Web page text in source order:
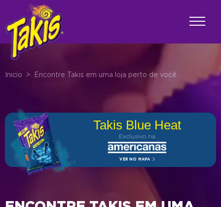
Inicio > Encontre Takis em uma loja perto de você
Takis Blue Heat
Exclusivo na
VER NO MAPA